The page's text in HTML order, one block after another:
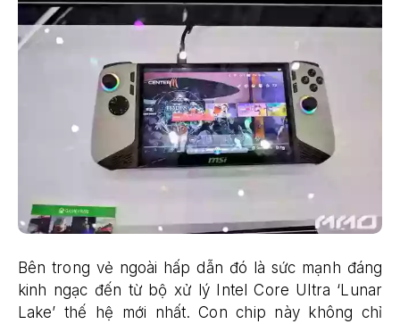
Bên trong vẻ ngoài hấp dẫn đó là sức mạnh đáng
kinh ngạc đến từ bộ xử lý Intel Core Ultra ‘Lunar
Lake’ thế hệ mới nhất. Con chip này không chỉ